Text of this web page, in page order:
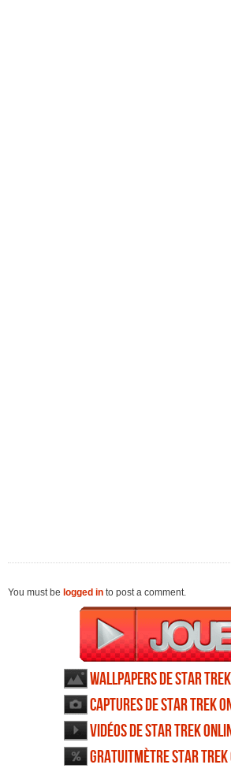
You must be logged in to post a comment.
Wallpapers de Star
Captures de Star Trek
Vidéos de Star Trek
Gratuitmètre Star Trek